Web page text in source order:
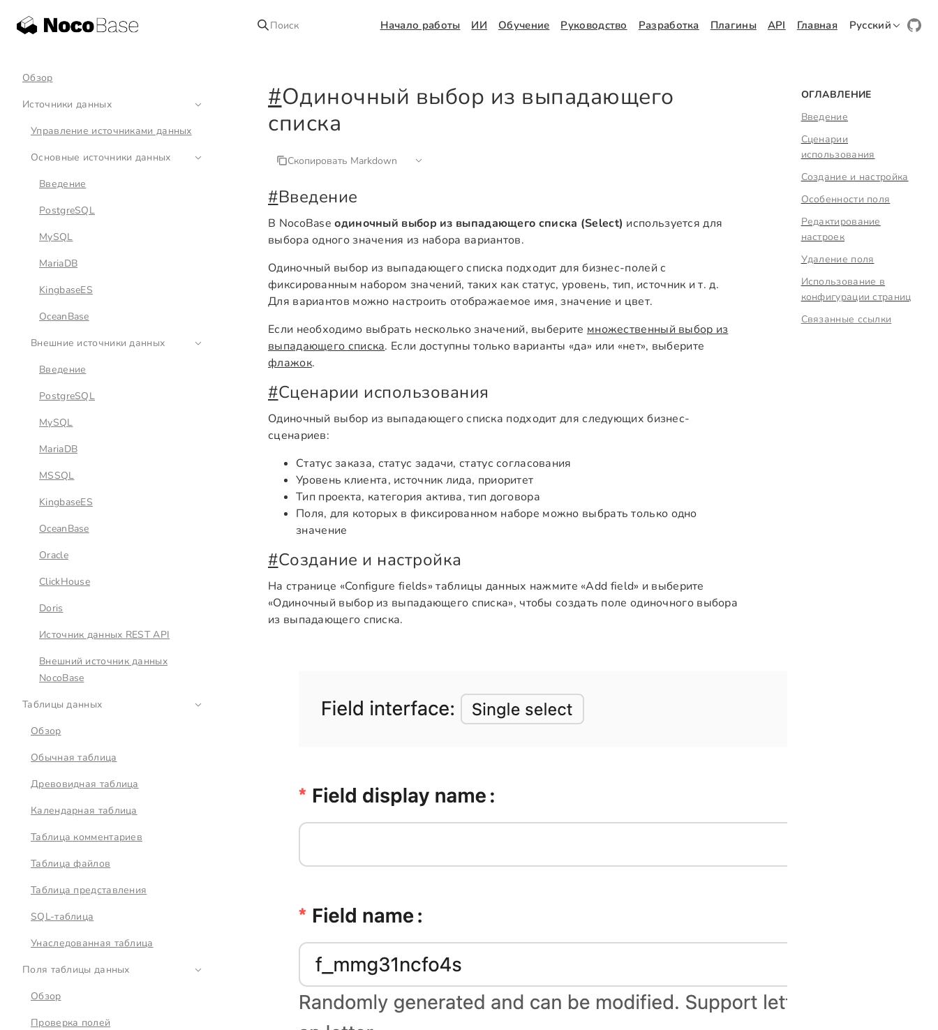
Поиск Начало работы ИИ Обучение Руководство Разработка Плагины API Главная Русский
Обзор
Источники данных
Управление источниками данных
Основные источники данных
Введение
PostgreSQL
MySQL
MariaDB
KingbaseES
OceanBase
Внешние источники данных
Введение
PostgreSQL
MySQL
MariaDB
MSSQL
KingbaseES
OceanBase
Oracle
ClickHouse
Doris
Источник данных REST API
Внешний источник данных
NocoBase
Таблицы данных
Обзор
Обычная таблица
Древовидная таблица
Календарная таблица
Таблица комментариев
Таблица файлов
Таблица представления
SQL-таблица
Унаследованная таблица
Поля таблицы данных
Обзор
Проверка полей
#Одиночный выбор из выпадающего
списка
Скопировать Markdown
#Введение
В NocoBaseодиночный выбор из выпадающего списка (Select) используется для
выбора одного значения из набора вариантов.
Одиночный выбор из выпадающего списка подходит для бизнес-полей с
фиксированным набором значений, таких как статус, уровень, тип, источник и т. д.
Для вариантов можно настроить отображаемое имя, значение и цвет.
Если необходимо выбрать несколько значений, выберите множественный выбор из
выпадающего списка. Если доступны только варианты «да» или «нет», выберите
флажок.
#Сценарии использования
Одиночный выбор из выпадающего списка подходит для следующих бизнес-
сценариев:
Статус заказа, статус задачи, статус согласования
Уровень клиента, источник лида, приоритет
Тип проекта, категория актива, тип договора
Поля, для которых в фиксированном наборе можно выбрать только одно
значение
#Создание и настройка
На странице «Configure fields» таблицы данных нажмите «Add field» и выберите
«Одиночный выбор из выпадающего списка», чтобы создать поле одиночного выбора
из выпадающего списка.
ОГЛАВЛЕНИЕ
Введение
Сценарии
использования
Создание и настройка
Особенности поля
Редактирование
настроек
Удаление поля
Использование в
конфигурации страниц
Связанные ссылки